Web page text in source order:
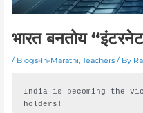
भारत बनतोय
/ Blogs-In-Marathi Teachers/ By
India is becoming the
holders!